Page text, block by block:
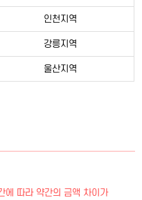
인천지역
강릉지역
울산지역
에 따라 약간의 금액 차이가